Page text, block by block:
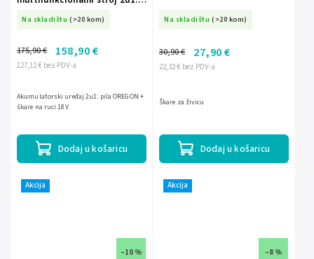
Na skladištu (>20 kom)
127,12 € bez PDV-a
175,90 € 158,90 €
Dodaj u košaricu
Akumulatorski uređaj 2u1: pila OREGON +
škare na ruci 18V
Na skladištu (>20 kom)
22,32 € bez PDV-a
30,90 € 27,90 €
Dodaj u košaricu
Škare za živicu
Akcija
–10 %
Akcija
–8 %